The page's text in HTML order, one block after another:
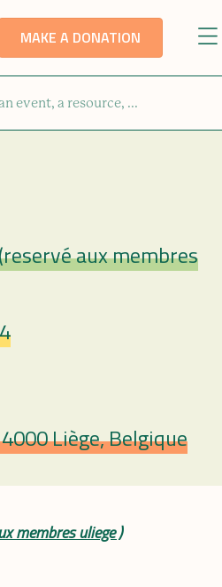
MAKE A DONATION
aux membres
Liège, Belgique
membres uliege )